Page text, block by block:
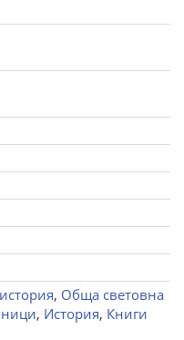
, Обща световна
, История, Книги